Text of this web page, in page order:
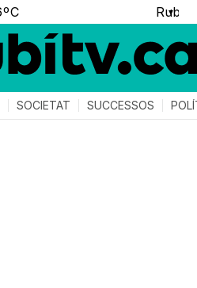
▼
SOCIETAT SUCCESSOS